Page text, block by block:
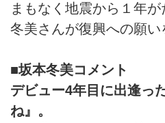
まもなく地震から１年
冬美さんが復興への願い
■坂本冬美コメント
デビュー4年目に出逢っ
ね』。